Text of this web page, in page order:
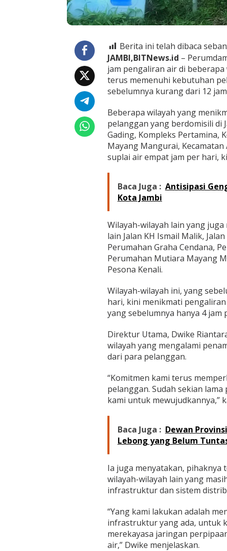
n
J
a
e
n
g
a
l
i
a
n
A
r
Berita ini telah dibaca
JAMBI,BITNews.id –
jam pengaliran air di
terus memenuhi kebutuhan
sebelumnya kurang dari 12
Beberapa wilayah yang
pelanggan yang berdomisili di
Gading, Kompleks Pertamina,
Mayang Mangurai,
suplai air empat jam per hari,
Baca Juga : Antisipasi
Kota Jambi
Wilayah-wilayah lain yang
lain Jalan KH Ismail Malik,
Perumahan Graha Cendana,
Perumahan Mutiara Mayang
Pesona Kenali.
Wilayah-wilayah ini, yang
hari, kini menikmati
yang sebelumnya hanya 4
Direktur Utama, Dwike
wilayah yang mengalami
dari para pelanggan.
“Komitmen kami terus
pelanggan. Sudah sekian
kami untuk mewujudkannya,”
Baca Juga : Dewan
Lebong yang Belum
Ia juga menyatakan, pihaknya
wilayah-wilayah lain yang
infrastruktur dan sistem
“Yang kami lakukan adalah
infrastruktur yang ada, untuk
merekayasa jaringan
air,” Dwike menjelaskan.